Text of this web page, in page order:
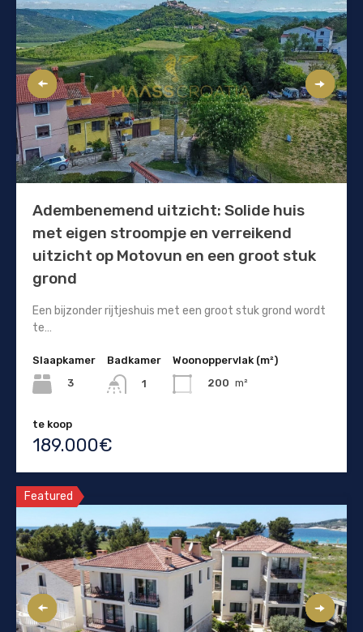
Adembenemend uitzicht: Solide huis
met eigen stroompje en verreikend
uitzicht op Motovun en een groot stuk
grond
Een bijzonder rijtjeshuis met een groot stuk grond wordt
te…
Slaapkamer
3
Badkamer
1
Woonoppervlak (m²)
200 m²
te koop
189.000€
Featured